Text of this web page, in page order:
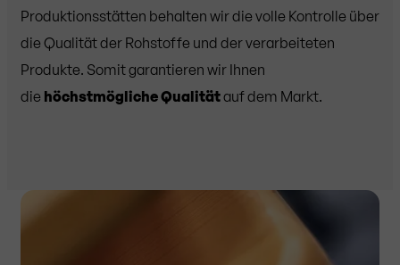
Produktionsstätten behalten wir die volle Kontrolle über
die Qualität der Rohstoffe und der verarbeiteten
Produkte. Somit garantieren wir Ihnen
die höchstmögliche Qualitätauf dem Markt.